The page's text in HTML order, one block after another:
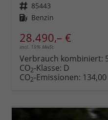
Fahrzeugnr. 85443
Kraftstoff Benzin
28.490,– €
incl. 19% MwSt.
Verbrauch kombiniert:
CO2-Klasse: D
CO2-Emissionen: